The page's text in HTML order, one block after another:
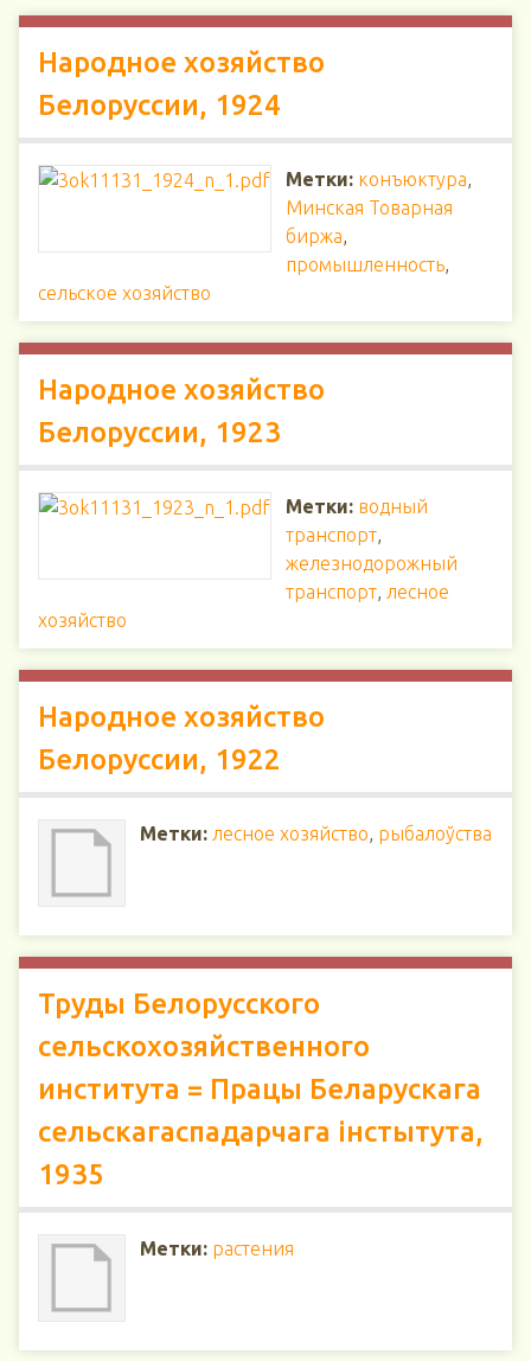
Народное хозяйство
Белоруссии, 1924
Метки: конъюктура,
Минская Товарная
биржа,
промышленность,
сельское хозяйство
Народное хозяйство
Белоруссии, 1923
Метки: водный
транспорт,
железнодорожный
транспорт, лесное
хозяйство
Народное хозяйство
Белоруссии, 1922
Метки: лесное хозяйство, рыбалоўства
Труды Белорусского
сельскохозяйственного
института = Працы Беларускага
сельскагаспадарчага інстытута,
1935
Метки: растения